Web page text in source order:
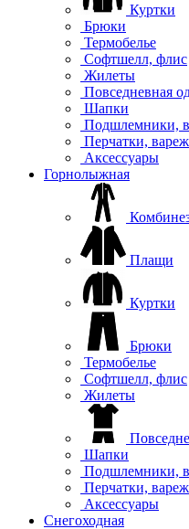
Куртки
Брюки
Термобелье
Софтшелл, флис
Жилеты
Повседневная
Шапки
Подшлемники,
Перчатки,
Аксессуары
Горнолыжная
Плащи
Куртки
Брюки
Термобелье
Софтшелл, флис
Жилеты
Шапки
Подшлемники,
Перчатки,
Аксессуары
Снегоходная